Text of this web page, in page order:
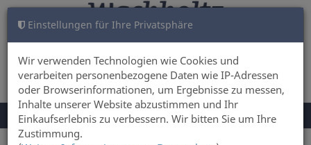
Einstellungen für Ihre Privatsphäre
Wir verwenden Technologien wie Cookies und
verarbeiten personenbezogene Daten wie IP-Adressen
oder Browserinformationen, um Ergebnisse zu messen,
Inhalte unserer Website abzustimmen und Ihr
Einkaufserlebnis zu verbessern. Wir bitten Sie um Ihre
Zustimmung.
ANMELDEN WARENKORB 0
NAVIGATION
UMSCHALTEN
Menü